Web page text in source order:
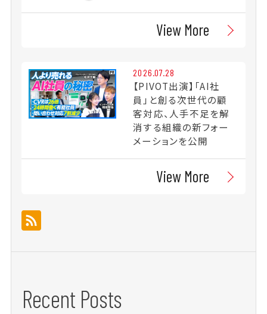
View More
2026.07.28
【PIVOT出演】「AI社
員」と創る次世代の顧
客対応、人手不足を解
消する組織の新フォー
メーションを公開
View More
Recent Posts